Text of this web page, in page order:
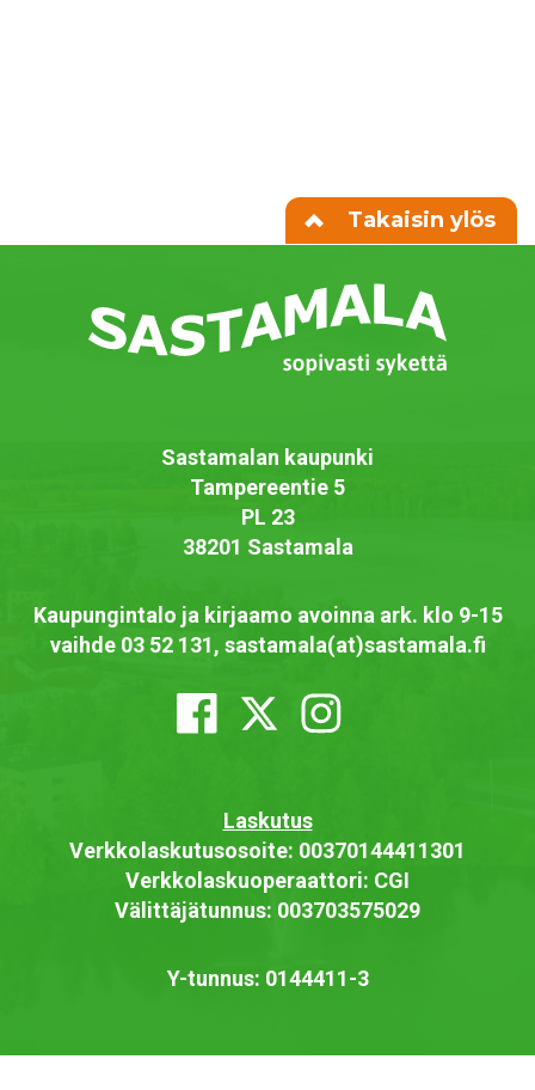
Takaisin ylös
Sastamalan kaupunki
Tampereentie 5
PL 23
38201 Sastamala
Kaupungintalo ja kirjaamo avoinna ark. klo 9-15
vaihde 03 52 131, sastamala(at)sastamala.fi
Laskutus
Verkkolaskutusosoite: 00370144411301
Verkkolaskuoperaattori: CGI
Välittäjätunnus: 003703575029
Y-tunnus: 0144411-3